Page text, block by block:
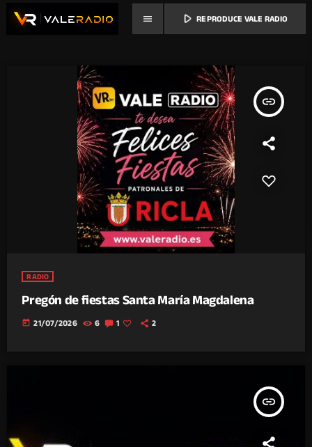
menu play_arrow REPRODUCE VALE RADIO
insert_link
RADIO
Pregón de fiestas Santa María Magdalena
today 21/07/2026 6 1 2
insert_link